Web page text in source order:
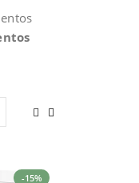
Ver
-15%